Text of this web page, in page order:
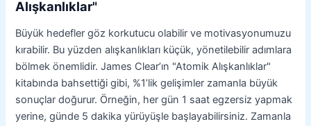
Alışkanlıklar"
Büyük hedefler göz korkutucu olabilir ve motivasyonumuzu
kırabilir. Bu yüzden alışkanlıkları küçük, yönetilebilir adımlara
bölmek önemlidir. James Clear’ın "Atomik Alışkanlıklar"
kitabında bahsettiği gibi, %1’lik gelişimler zamanla büyük
sonuçlar doğurur. Örneğin, her gün 1 saat egzersiz yapmak
yerine, günde 5 dakika yürüyüşle başlayabilirsiniz. Zamanla